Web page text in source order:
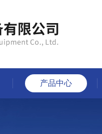
产品中心